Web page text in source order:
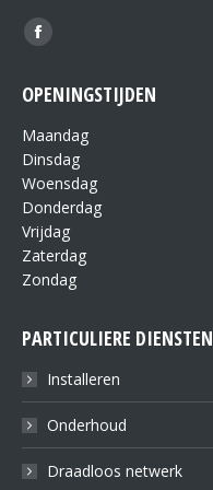
Vind ons op:
OPENINGSTIJDEN
Maandag
Dinsdag
Woensdag
Donderdag
Vrijdag
Zaterdag
Zondag
PARTICULIERE DIENSTEN
Installeren
Onderhoud
Draadloos netwerk